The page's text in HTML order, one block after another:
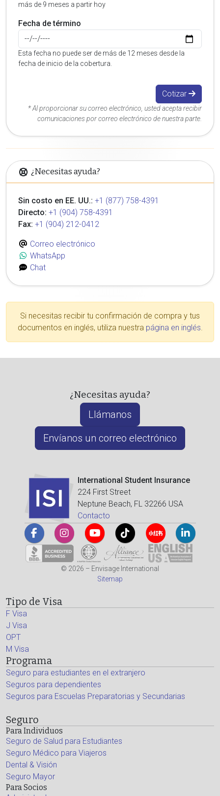
más de 9 meses a partir hoy
Fecha de término
Esta fecha no puede ser de más de 12 meses desde la
fecha de inicio de la cobertura.
Cotizar
* Al proporcionar su correo electrónico, usted acepta recibir
comunicaciones por correo electrónico de nuestra parte.
¿Necesitas ayuda?
Sin costo en EE. UU.: +1 (877) 758-4391
Directo: +1 (904) 758-4391
Fax: +1 (904) 212-0412
Correo electrónico
WhatsApp
Chat
Si necesitas recibir tu confirmación de compra y tus
documentos en inglés, utiliza nuestra página en inglés.
¿Necesitas ayuda?
Llámanos
Envíanos un correo electrónico
International Student Insurance
224 First Street
Neptune Beach, FL 32266 USA
Contacto
© 2026 – Envisage International
Sitemap
Tipo de Visa
F Visa
J Visa
OPT
M Visa
Programa
Seguro para estudiantes en el extranjero
Seguros para dependientes
Seguros para Escuelas Preparatorias y Secundarias
Seguro
Para Individuos
Seguro de Salud para Estudiantes
Seguro Médico para Viajeros
Dental & Visión
Seguro Mayor
Para Socios